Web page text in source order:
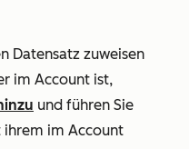
Datensatz zuweisen
im Account ist,
und führen Sie
im Account